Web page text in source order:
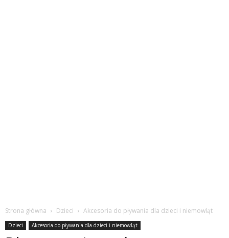
Strona główna Dzieci Akcesoria do pływania dla dzieci i niemowląt
Dzieci Akcesoria do pływania dla dzieci i niemowląt